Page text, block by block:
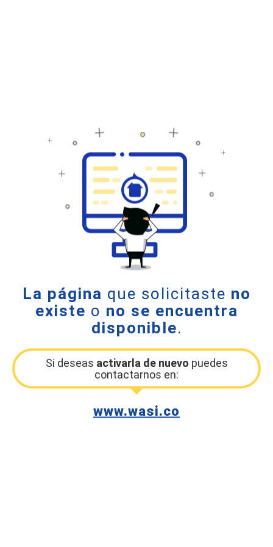
La página que solicitaste no
existe o no se encuentra
disponible.
Si deseas activarla de nuevo puedes
contactarnos en:
www.wasi.co